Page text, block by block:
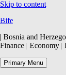
Skip to content
Bife
| Bosnia and
Finance | Economy
Primary Menu